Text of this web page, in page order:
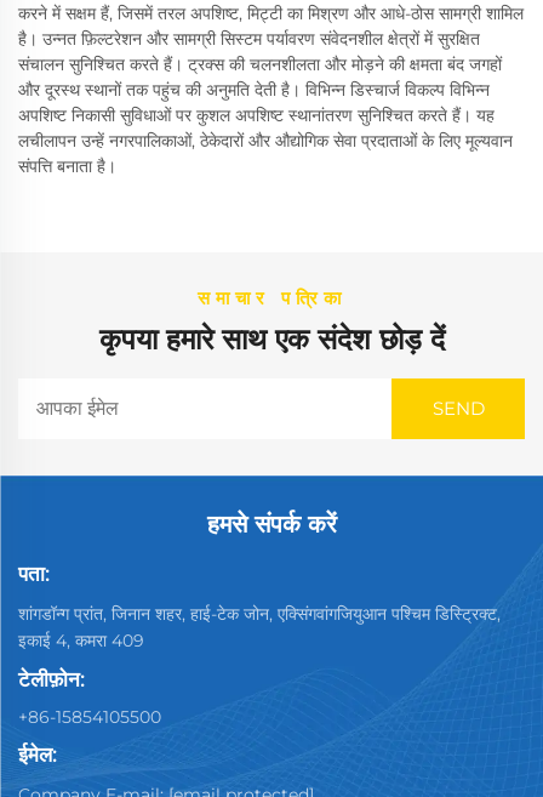
करने में सक्षम हैं, जिसमें तरल अपशिष्ट, मिट्टी का मिश्रण और आधे-ठोस सामग्री शामिल
है। उन्नत फ़िल्टरेशन और सामग्री सिस्टम पर्यावरण संवेदनशील क्षेत्रों में सुरक्षित
संचालन सुनिश्चित करते हैं। ट्रक्स की चलनशीलता और मोड़ने की क्षमता बंद जगहों
और दूरस्थ स्थानों तक पहुंच की अनुमति देती है। विभिन्न डिस्चार्ज विकल्प विभिन्न
अपशिष्ट निकासी सुविधाओं पर कुशल अपशिष्ट स्थानांतरण सुनिश्चित करते हैं। यह
लचीलापन उन्हें नगरपालिकाओं, ठेकेदारों और औद्योगिक सेवा प्रदाताओं के लिए मूल्यवान
संपत्ति बनाता है।
समाचार पत्रिका
कृपया हमारे साथ एक संदेश छोड़ दें
हमसे संपर्क करें
पता:
शांगडॉन्ग प्रांत, जिनान शहर, हाई-टेक जोन, एक्सिंगवांगजियुआन पश्चिम डिस्ट्रिक्ट,
इकाई 4, कमरा 409
टेलीफ़ोन:
+86-15854105500
ईमेल: